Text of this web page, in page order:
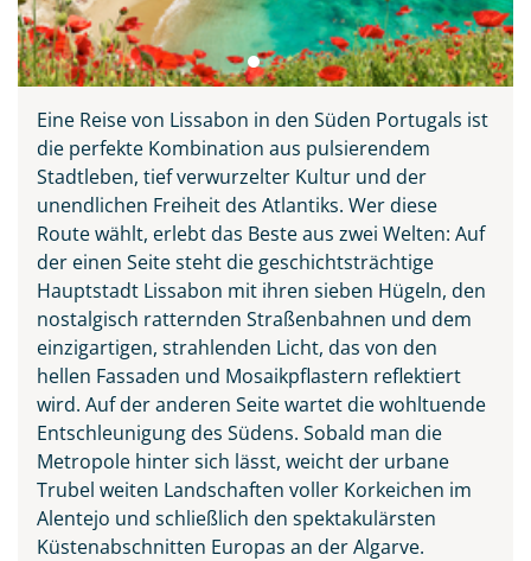
Eine Reise von Lissabon in den Süden Portugals ist
die perfekte Kombination aus pulsierendem
Stadtleben, tief verwurzelter Kultur und der
unendlichen Freiheit des Atlantiks. Wer diese
Route wählt, erlebt das Beste aus zwei Welten: Auf
der einen Seite steht die geschichtsträchtige
Hauptstadt Lissabon mit ihren sieben Hügeln, den
nostalgisch ratternden Straßenbahnen und dem
einzigartigen, strahlenden Licht, das von den
hellen Fassaden und Mosaikpflastern reflektiert
wird. Auf der anderen Seite wartet die wohltuende
Entschleunigung des Südens. Sobald man die
Metropole hinter sich lässt, weicht der urbane
Trubel weiten Landschaften voller Korkeichen im
Alentejo und schließlich den spektakulärsten
Küstenabschnitten Europas an der Algarve.